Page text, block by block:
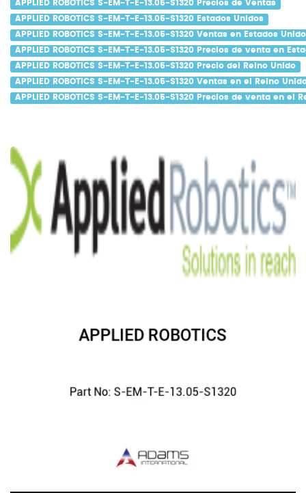
APPLIED ROBOTICS S-EM-T-E-13.05-S1320 Precios de Ventas
APPLIED ROBOTICS S-EM-T-E-13.05-S1320 Estados Unidos
APPLIED ROBOTICS S-EM-T-E-13.05-S1320 Ventas en Estados
APPLIED ROBOTICS S-EM-T-E-13.05-S1320 Precios de venta en
APPLIED ROBOTICS S-EM-T-E-13.05-S1320 Precio del Reino Unido
APPLIED ROBOTICS S-EM-T-E-13.05-S1320 Ventas en el Reino
APPLIED ROBOTICS S-EM-T-E-13.05-S1320 Precios de venta en el